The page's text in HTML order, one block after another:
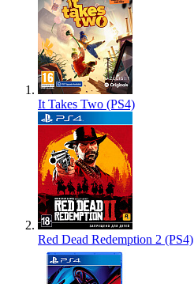
It Takes Two (PS4)
Red Dead Redemption 2 (PS4)